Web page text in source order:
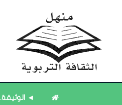
◄ الوثيقة.
۝ قائمة مُحدَّثة : مختارات من جديد المشاركات.